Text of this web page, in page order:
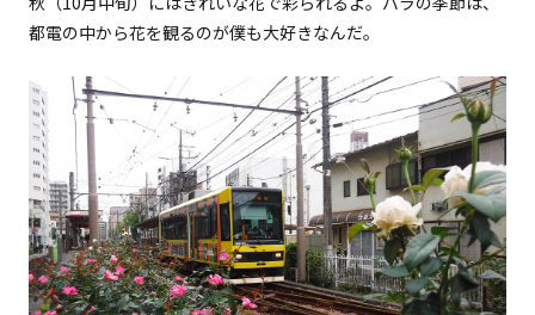
都電の中から花を観るのが僕も大好きなんだ。